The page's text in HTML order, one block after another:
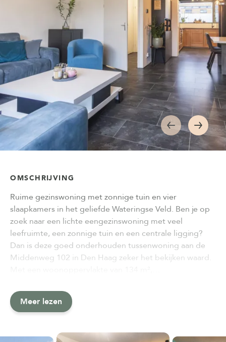
OMSCHRIJVING
Ruime gezinswoning met zonnige tuin en vier
slaapkamers in het geliefde Wateringse Veld. Ben je op
zoek naar een lichte eengezinswoning met veel
leefruimte, een zonnige tuin en een centrale ligging?
Dan is deze goed onderhouden tussenwoning aan de
Middenweg 102 in Den Haag zeker het bekijken waard.
Meer lezen